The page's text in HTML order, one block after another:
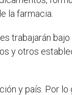
la farmacia.
trabajarán bajo
y otros
y país. Por lo